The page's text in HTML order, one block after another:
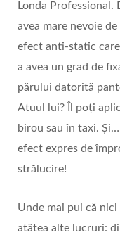
Londa Professional.
avea mare nevoie
efect anti-static
a avea un grad de
părului datorită
Atuul lui? Îl poți
birou sau în taxi.
efect expres de
strălucire!
Unde mai pui că
atâtea alte lucruri: